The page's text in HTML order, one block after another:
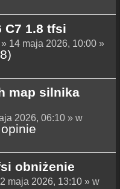
C7 1.8 tfsi
» 14 maja 2026, 10:00 »
map silnika
2026, 06:10 » w
obniżenie
maja 2026, 13:10 » w